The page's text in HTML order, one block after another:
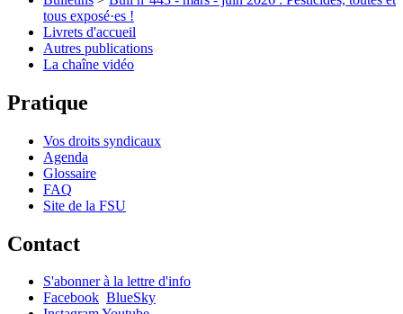
tous exposé·es !
Livrets d'accueil
Autres publications
La chaîne vidéo
Pratique
Vos droits syndicaux
Agenda
Glossaire
FAQ
Site de la FSU
Contact
S'abonner à la lettre d'info
Facebook BlueSky